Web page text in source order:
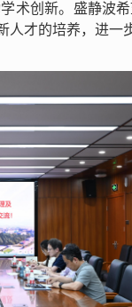
术创新。盛静波
才的培养，进一